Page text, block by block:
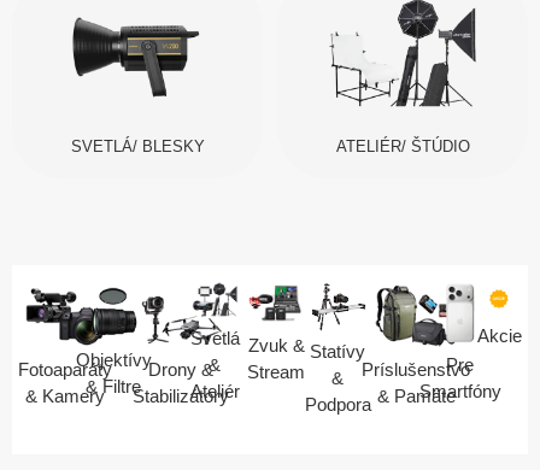
SVETLÁ/ BLESKY ATELIÉR/ ŠTÚDIO
Fotoaparáty
& Kamery
Objektívy
& Filtre
Drony &
Stabilizátory
Svetlá
&
Ateliér
Zvuk &
Stream
Statívy
&
Podpora
Príslušenstvo
& Pamäte
Pre
Smartfóny
Akcie